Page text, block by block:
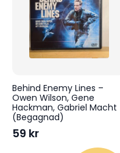
Behind Enemy Lines –
Owen Wilson, Gene
Hackman, Gabriel Macht
(Begagnad)
59 kr